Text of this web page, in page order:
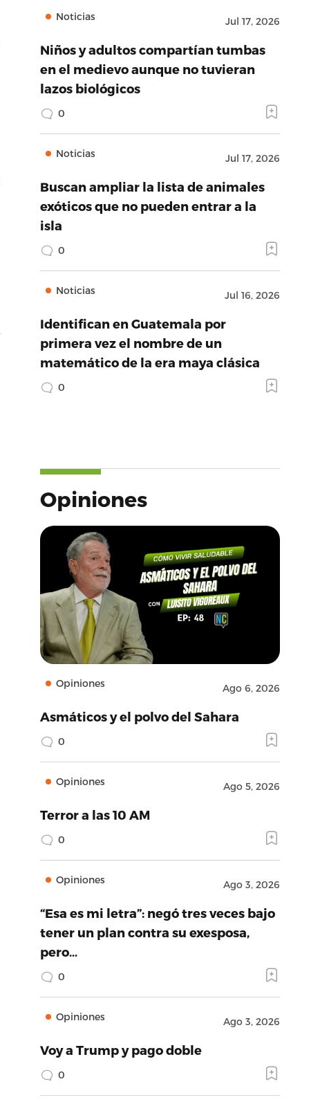
Noticias Jul 17, 2026
Niños y adultos compartían tumbas
en el medievo aunque no tuvieran
lazos biológicos
0
Noticias Jul 17, 2026
Buscan ampliar la lista de animales
exóticos que no pueden entrar a la
isla
0
Noticias Jul 16, 2026
Identifican en Guatemala por
primera vez el nombre de un
matemático de la era maya clásica
0
Opiniones
Opiniones Ago 6, 2026
Asmáticos y el polvo del Sahara
0
Opiniones Ago 5, 2026
Terror a las 10 AM
0
Opiniones Ago 3, 2026
“Esa es mi letra”: negó tres veces bajo
tener un plan contra su exesposa,
pero…
0
Opiniones Ago 3, 2026
Voy a Trump y pago doble
0